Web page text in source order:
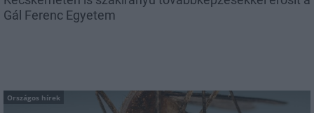
Gál Ferenc Egyetem
Országos hírek